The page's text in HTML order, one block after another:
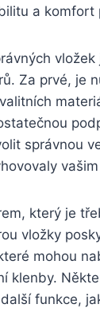
a komfort
Za prvé, je
správnou
který je
vložky
mohou
klenby.
funkce,